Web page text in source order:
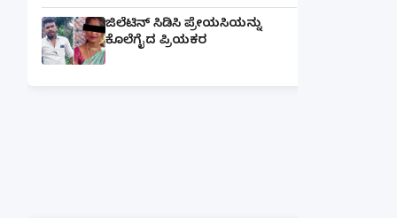
ಜಿಲೆಟಿನ್ ಸಿಡಿಸಿ ಪ್ರೇಯಸಿಯನ್ನು
ಕೊಲೆಗೈದ ಪ್ರಿಯಕರ